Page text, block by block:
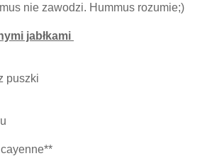
nie zawodzi. Hummus rozumie;)
jabłkami
puszki